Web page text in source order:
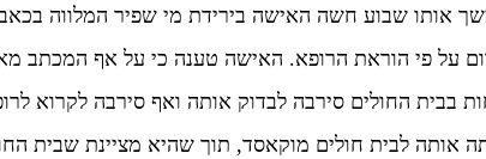
אותו שבוע חשה האישה בירידת מי שפיר המלווה
על פי הוראת הרופא. האישה טענה כי על אף המכתב
בבית החולים סירבה לבדוק אותה ואף סירבה לקרוא
אותה לבית חולים מוקאסד, תוך שהיא מציינת שבית